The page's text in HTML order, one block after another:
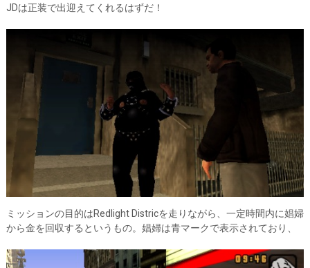
JDは正装で出迎えてくれるはずだ！
ミッションの目的はRedlight Districを走りながら、一定時間内に娼婦
から金を回収するというもの。娼婦は青マークで表示されており、